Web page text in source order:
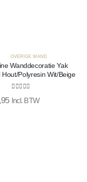
OVERIGE WAND
Wanddecoratie Yak
Hout/Polyresin Wit/Beige
Incl. BTW